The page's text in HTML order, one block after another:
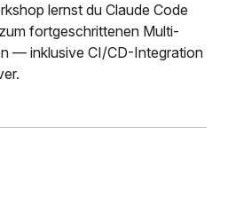
lernst du Claude Code
fortgeschrittenen Multi-
— inklusive CI/CD-Integration